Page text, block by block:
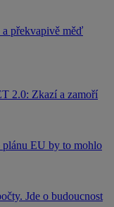
překvapivě měď
2.0: Zkazí a zamoří
plánu EU by to mohlo
Jde o budoucnost